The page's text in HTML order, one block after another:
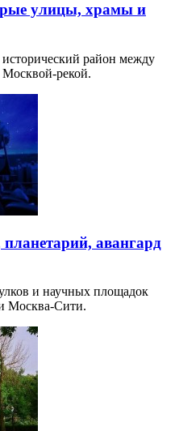
улицы, храмы и
район между
рекой.
авангард
и научных площадок
Москва-Сити.